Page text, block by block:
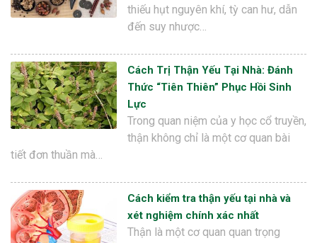
thiếu hụt nguyên khí, tỳ can hư, dẫn
đến suy nhược…
Cách Trị Thận Yếu Tại Nhà: Đánh
Thức “Tiên Thiên” Phục Hồi Sinh
Lực
Trong quan niệm của y học cổ truyền,
thận không chỉ là một cơ quan bài
tiết đơn thuần mà…
Cách kiểm tra thận yếu tại nhà và
xét nghiệm chính xác nhất
Thận là một cơ quan quan trọng